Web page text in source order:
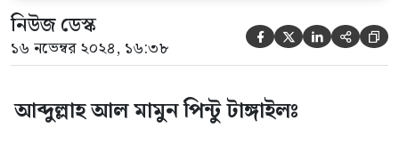
নিউজ ডেস্ক
১৬ নভেম্বর ২০২৪, ১৬:৩৮     
আব্দুল্লাহ আল মামুন পিন্টু টাঙ্গাইলঃ